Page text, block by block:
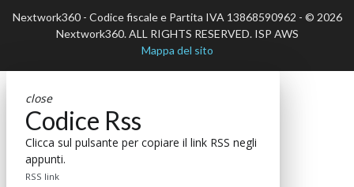
Nextwork360 - Codice fiscale e Partita IVA 13868590962 - © 2026
Nextwork360. ALL RIGHTS RESERVED. ISP AWS
Mappa del sito
close
Codice Rss
Clicca sul pulsante per copiare il link RSS negli
appunti.
RSS link